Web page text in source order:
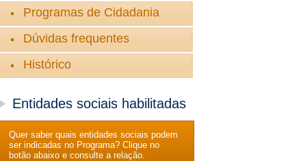
Programas de Cidadania
Dúvidas frequentes
Histórico
Entidades sociais habilitadas
Quer saber quais entidades sociais podem
ser indicadas no Programa? Clique no
botão abaixo e consulte a relação.